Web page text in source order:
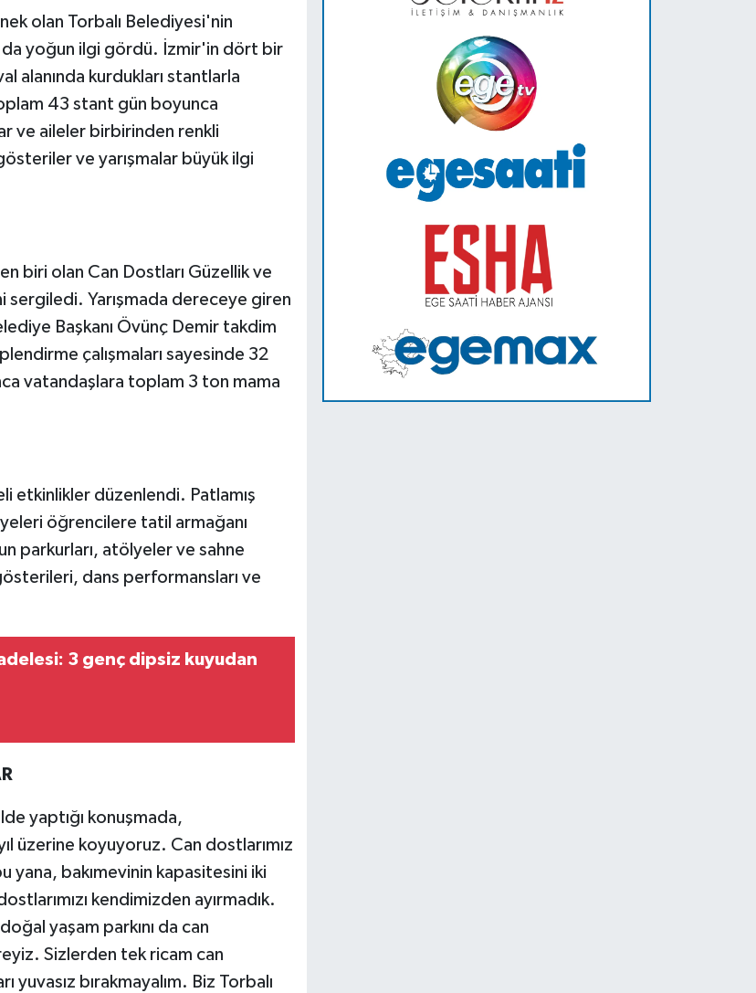
olan Torbalı Belediyesi'nin
da yoğun ilgi gördü. İzmir'in dört bir
alanında kurdukları stantlarla
43 stant gün boyunca
ve aileler birbirinden renkli
ve yarışmalar büyük ilgi
biri olan Can Dostları Güzellik ve
sergiledi. Yarışmada dereceye giren
Başkanı Övünç Demir takdim
çalışmaları sayesinde 32
vatandaşlara toplam 3 ton mama
etkinlikler düzenlendi. Patlamış
öğrencilere tatil armağanı
parkurları, atölyeler ve sahne
dans performansları ve
3 genç dipsiz kuyudan
yaptığı konuşmada,
üzerine koyuyoruz. Can dostlarımız
bakımevinin kapasitesini iki
kendimizden ayırmadık.
yaşam parkını da can
Sizlerden tek ricam can
yuvasız bırakmayalım. Biz Torbalı